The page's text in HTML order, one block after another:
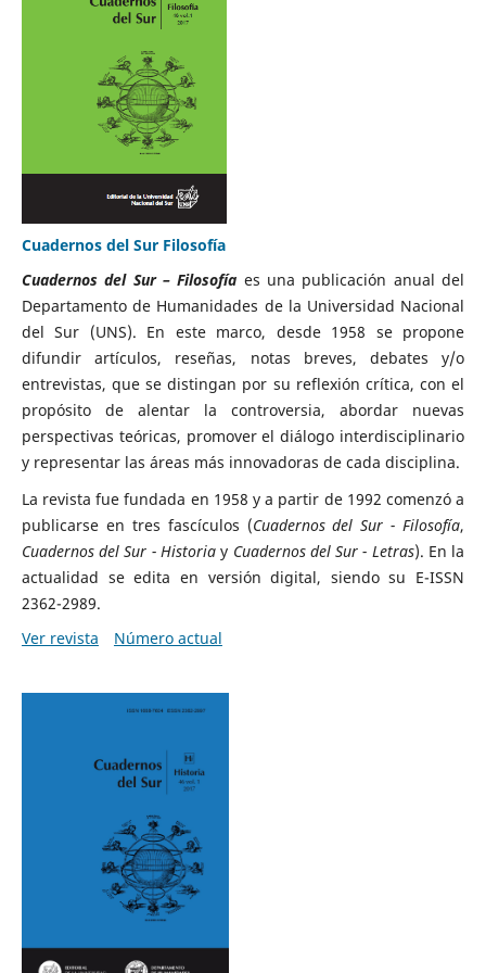
Cuadernos del Sur Filosofía
Cuadernos del Sur – Filosofía es una publicación anual del
Departamento de Humanidades de la Universidad Nacional
del Sur (UNS). En este marco, desde 1958 se propone
difundir artículos, reseñas, notas breves, debates y/o
entrevistas, que se distingan por su reflexión crítica, con el
propósito de alentar la controversia, abordar nuevas
perspectivas teóricas, promover el diálogo interdisciplinario
y representar las áreas más innovadoras de cada disciplina.
La revista fue fundada en 1958 y a partir de 1992 comenzó a
publicarse en tres fascículos (Cuadernos del Sur - Filosofía,
Cuadernos del Sur - Historia y Cuadernos del Sur - Letras). En la
actualidad se edita en versión digital, siendo su E-ISSN
2362-2989.
Ver revista
Número actual